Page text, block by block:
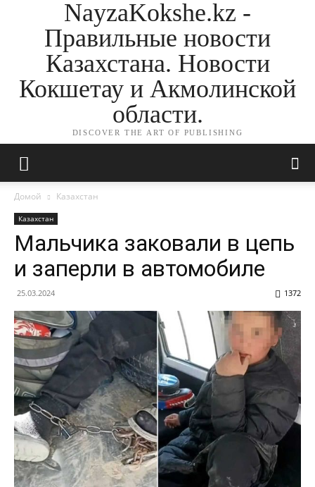
NayzaKokshe.kz -
Правильные новости
Казахстана. Новости
Кокшетау и Акмолинской
области.
DISCOVER THE ART OF PUBLISHING
Домой Казахстан
Казахстан
Мальчика заковали в цепь
и заперли в автомобиле
25.03.2024 1372